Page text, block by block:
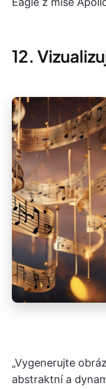
12.
„Vygenerujte
abstraktní a